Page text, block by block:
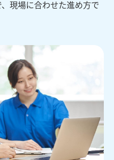
現場に合わせた進め方で